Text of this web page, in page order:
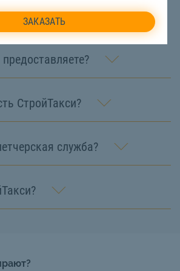
СтройТакси?
служба?